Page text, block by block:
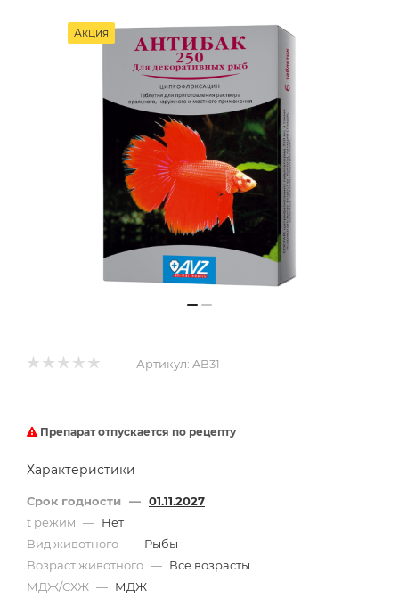
Акция
Артикул: AB31
Препарат отпускается по рецепту
Характеристики
Срок годности — 01.11.2027
t режим — Нет
Вид животного — Рыбы
Возраст животного — Все возрасты
МДЖ/СХЖ — МДЖ